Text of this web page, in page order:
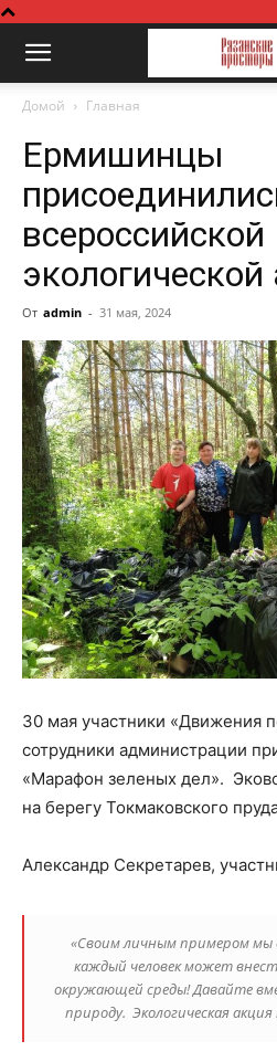
Домой Главная
Ермишинцы
всероссийской
экологической
От admin - 31 мая, 2024
30 мая участники «Движения
сотрудники администрации
«Марафон зеленых дел».
на берегу Токмаковского
Александр Секретарев,
«Своим личным примером мы
каждый человек может
окружающей среды! Давайте
природу. Экологическая